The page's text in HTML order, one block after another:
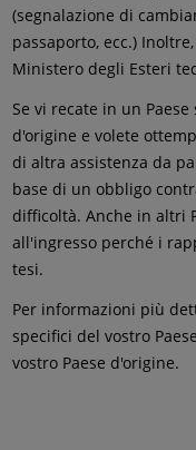
(segnalazione di
passaporto, ecc.)
Ministero degli Esteri
Se vi recate in un
d'origine e volete
di altra assistenza da
base di un obbligo
difficoltà. Anche in altri
all'ingresso perché i
tesi.
Per informazioni più
specifici del vostro
vostro Paese d'origine.